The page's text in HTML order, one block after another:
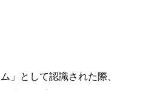
」として認識された際、